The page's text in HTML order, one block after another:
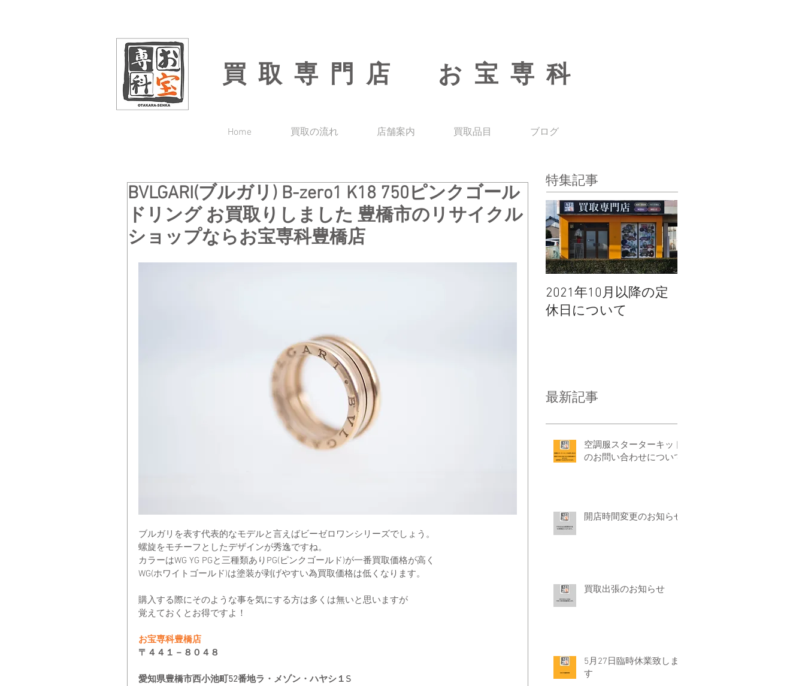
買取専門店 お宝専科
Home 買取の流れ 店舗案内 買取品目 ブログ
BVLGARI(ブルガリ) B-zero1 K18 750ピンクゴール
ドリング お買取りしました 豊橋市のリサイクル
ショップならお宝専科豊橋店
ブルガリを表す代表的なモデルと言えばビーゼロワンシリーズでしょう。
螺旋をモチーフとしたデザインが秀逸ですね。
カラーはWG YG PGと三種類ありPG(ピンクゴールド)が一番買取価格が高く
WG(ホワイトゴールド)は塗装が剥げやすい為買取価格は低くなります。
購入する際にそのような事を気にする方は多くは無いと思いますが
覚えておくとお得ですよ！
お宝専科豊橋店
〒４４１－８０４８
愛知県豊橋市西小池町52番地ラ・メゾン・ハヤシ１S
特集記事
2021年10月以降の定
休日について
最新記事
空調服スターターキット
のお問い合わせについて
開店時間変更のお知らせ
買取出張のお知らせ
5月27日臨時休業致しま
す